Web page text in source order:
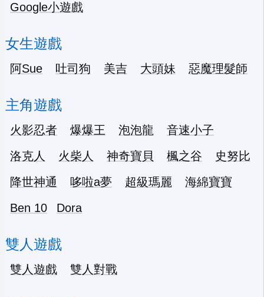
Google小遊戲
女生遊戲
阿Sue 吐司狗 美吉 大頭妹 惡魔理髮師
主角遊戲
火影忍者 爆爆王 泡泡龍
音速小子
洛克人
火柴人 神奇寶貝 楓之谷
史努比
降世神通
哆啦a夢 超級瑪麗
海綿寶寶
Ben 10
Dora
雙人遊戲
雙人遊戲 雙人對戰